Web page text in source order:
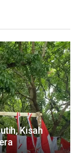
Kisah